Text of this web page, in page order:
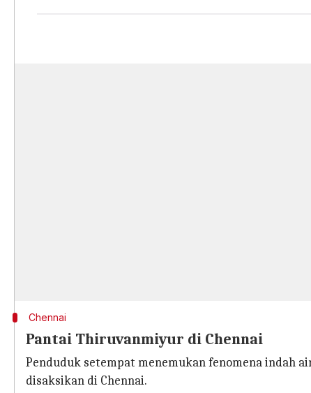
Chennai
Pantai Thiruvanmiyur di Chennai
Penduduk setempat menemukan fenomena indah
disaksikan di Chennai.